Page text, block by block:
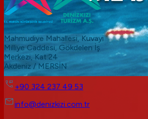
Mahmudiye Mahallesi, Kuvayi
Milliye Caddesi, Gökdelen İş
Merkezi, Kat:24
Akdeniz / MERSİN
+90 324 237 49 53
info@denizkizi.com.tr